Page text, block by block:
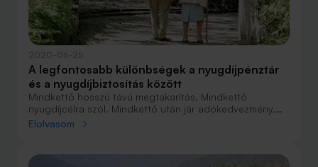
A legfontosabb különbségek a nyugdíjpénztár
és a nyugdíjbiztosítás között
Mindkettő hosszú távú megtakarítás. Mindkettő
nyugdíjcélra szól. Mindkettő után jár adókedvezmény.
De akkor mi a különbség az önkéntes nyugdíjpénztári
Elolvasom